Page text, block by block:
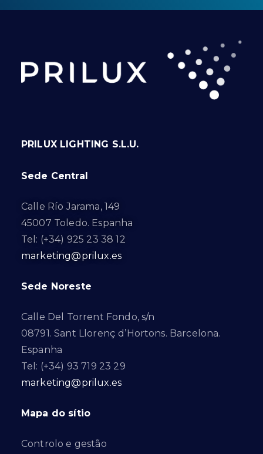
PRILUX LIGHTING S.L.U.
Sede Central
Calle Río Jarama, 149
45007 Toledo. Espanha
Tel: (+34) 925 23 38 12
marketing@prilux.es
Sede Noreste
Calle Del Torrent Fondo, s/n
08791. Sant Llorenç d’Hortons. Barcelona.
Espanha
Tel: (+34) 93 719 23 29
marketing@prilux.es
Mapa do sítio
Controlo e gestão